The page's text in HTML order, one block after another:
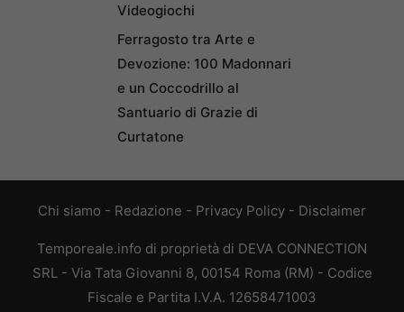
Videogiochi
Ferragosto tra Arte e
Devozione: 100 Madonnari
e un Coccodrillo al
Santuario di Grazie di
Curtatone
Chi siamo - Redazione - Privacy Policy - Disclaimer
Temporeale.info di proprietà di DEVA CONNECTION
SRL - Via Tata Giovanni 8, 00154 Roma (RM) - Codice
Fiscale e Partita I.V.A. 12658471003